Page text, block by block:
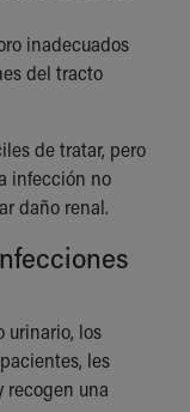
inadecuados
del tracto
de tratar, pero
infección no
daño renal.
urinario, los
les
recogen una